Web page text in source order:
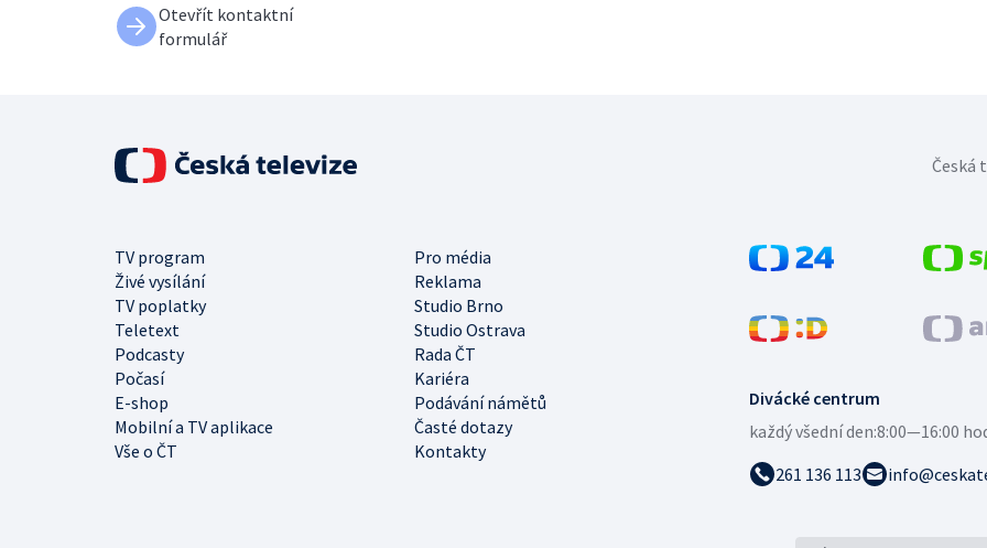
Otevřít kontaktní
formulář
Divácké centrum
každý všední den:8:00—16:00
261 136 113
TV program
Pro média
Živé vysílání
Reklama
TV poplatky
Studio Brno
Teletext
Studio Ostrava
Podcasty
Rada ČT
Počasí
Kariéra
E-shop
Podávání námětů
Mobilní a TV aplikace
Časté dotazy
Vše o ČT
Kontakty
Česká